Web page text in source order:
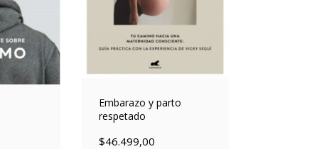
Embarazo y parto
respetado
$46.499,00